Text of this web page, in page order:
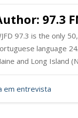
97.3
97.3 is the only
language
and Long Island
em entrevista